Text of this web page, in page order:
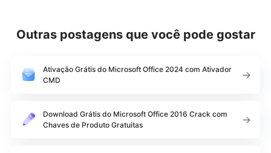
Outras postagens que você pode gostar
Ativação Grátis do Microsoft Office 2024 com Ativador
CMD
Download Grátis do Microsoft Office 2016 Crack com
Chaves de Produto Gratuitas